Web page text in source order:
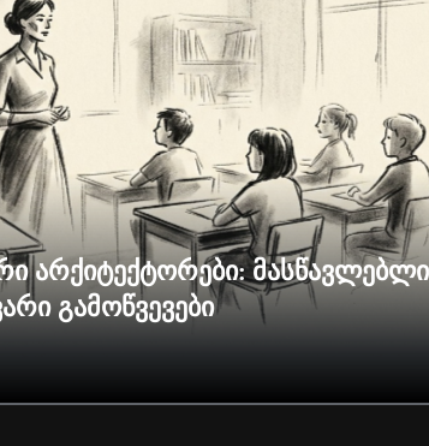
არქიტექტორები:
გამოწვევები